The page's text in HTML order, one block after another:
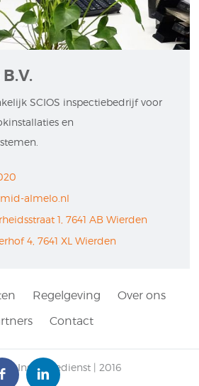
SCIOS inspectiebedrijf voor
en
almelo.nl
1, 7641 AB Wierden
4, 7641 XL Wierden
Regelgeving
Over ons
Contact
& Inspectiedienst | 2016